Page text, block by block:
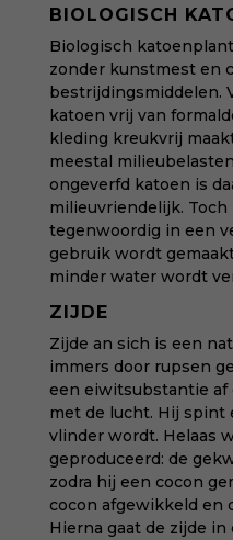
BIOLOGISCH
Biologisch
zonder kunstmest en
bestrijdingsmiddelen.
katoen vrij van
kleding kreukvrij
meestal
ongeverfd katoen is
milieuvriendelijk.
tegenwoordig in een
gebruik wordt
minder water wordt
ZIJDE
Zijde an sich is een
immers door rupsen
een eiwitsubstantie
met de lucht. Hij spint
vlinder wordt. Helaas
geproduceerd: de
zodra hij een cocon
cocon afgewikkeld en
Hierna gaat de zijde in